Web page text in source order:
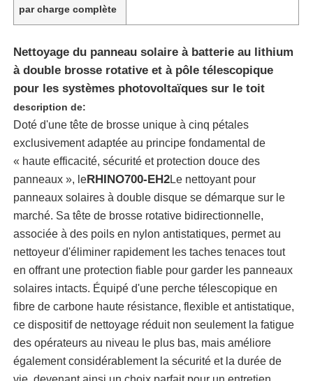
Aperçu
Produits
Vidéos
par charge complète
Nettoyage du panneau solaire à batterie au lithium
à double brosse rotative et à pôle télescopique
pour les systèmes photovoltaïques sur le toit
description de:
Doté d'une tête de brosse unique à cinq pétales
exclusivement adaptée au principe fondamental de
« haute efficacité, sécurité et protection douce des
panneaux », leRHINO700-EH2Le nettoyant pour
panneaux solaires à double disque se démarque sur le
marché. Sa tête de brosse rotative bidirectionnelle,
associée à des poils en nylon antistatiques, permet au
nettoyeur d'éliminer rapidement les taches tenaces tout
en offrant une protection fiable pour garder les panneaux
solaires intacts. Équipé d'une perche télescopique en
fibre de carbone haute résistance, flexible et antistatique,
ce dispositif de nettoyage réduit non seulement la fatigue
des opérateurs au niveau le plus bas, mais améliore
également considérablement la sécurité et la durée de